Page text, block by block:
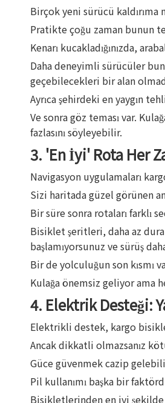
Birçok yeni sürücü
Pratikte çoğu zaman bunun
Kenarı kucakladığınızda,
Daha deneyimli sürücüler
geçebilecekleri bir alan
Ayrıca şehirdeki en yaygın
Ve sonra göz teması var.
fazlasını söyleyebilir.
3. 'En İyi' Rota Her
Navigasyon uygulamaları
Sizi haritada güzel görünen
Bir süre sonra rotaları farklı
Bisiklet şeritleri, daha az
başlamıyorsunuz ve sürüş
Bir de yolculuğun son kısmı
Kulağa önemsiz geliyor ama
4. Elektrik Desteği:
Elektrikli destek, kargo
Ancak dikkatli olmazsanız
Güce güvenmek cazip
Pil kullanımı başka bir
Bisikletlerinden en iyi şekilde